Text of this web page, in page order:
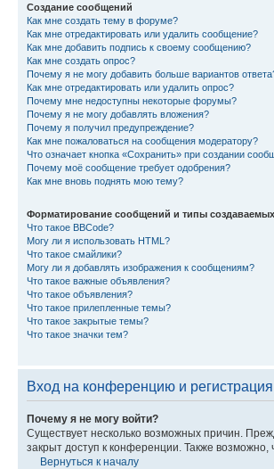
Создание сообщений
Как мне создать тему в форуме?
Как мне отредактировать или удалить сообщение?
Как мне добавить подпись к своему сообщению?
Как мне создать опрос?
Почему я не могу добавить больше вариантов
Как мне отредактировать или удалить опрос?
Почему мне недоступны некоторые форумы?
Почему я не могу добавлять вложения?
Почему я получил предупреждение?
Как мне пожаловаться на сообщения модератору?
Что означает кнопка «Сохранить» при создании
Почему моё сообщение требует одобрения?
Как мне вновь поднять мою тему?
Форматирование сообщений и типы
Что такое BBCode?
Могу ли я использовать HTML?
Что такое смайлики?
Могу ли я добавлять изображения к сообщениям?
Что такое важные объявления?
Что такое объявления?
Что такое прилепленные темы?
Что такое закрытые темы?
Что такое значки тем?
Вход на конференцию и регистрация
Почему я не могу войти?
Существует несколько возможных причин.
закрыт доступ к конференции. Также
Вернуться к началу